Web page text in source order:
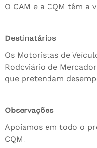
O CAM e a CQM têm a
Destinatários
Os Motoristas de
Rodoviário de
que pretendam
Observações
Apoiamos em todo o
CQM.